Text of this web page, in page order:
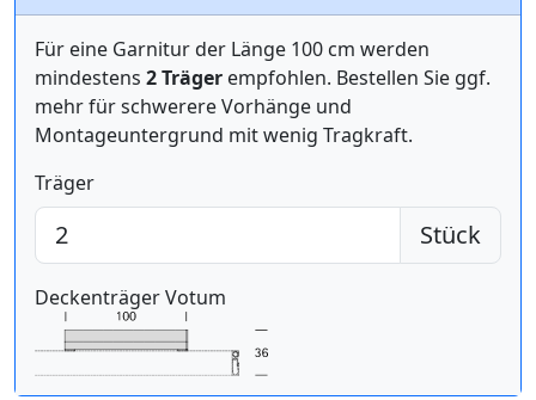
Für eine Garnitur der Länge 100 cm werden
mindestens 2 Träger empfohlen. Bestellen Sie ggf.
mehr für schwerere Vorhänge und
Montageuntergrund mit wenig Tragkraft.
Träger
Stück
Deckenträger Votum